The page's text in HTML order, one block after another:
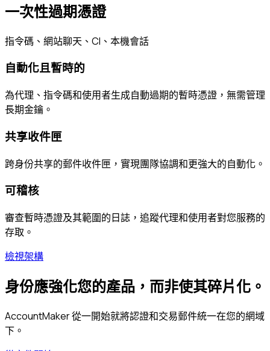
一次性過期憑證
指令碼、網站聊天、CI、本機會話
自動化且暫時的
為代理、指令碼和使用者生成自動過期的暫時憑證，無需管理
長期金鑰。
共享收件匣
跨身份共享的郵件收件匣，實現團隊協調和更強大的自動化。
可稽核
審查暫時憑證及其範圍的日誌，追蹤代理和使用者對您服務的
存取。
檢視架構
身份應強化您的產品，而非使其碎片化。
AccountMaker 從一開始就將認證和交易郵件統一在您的網域
下。